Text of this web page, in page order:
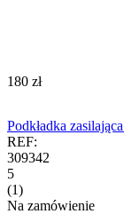
‍180‍ zł
Podkładka
REF:
309342
5
(1)
Na zamówienie